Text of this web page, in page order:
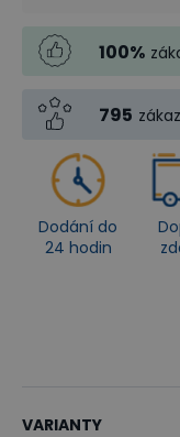
100%
795
Dodání do
24 hodin
VARIANTY